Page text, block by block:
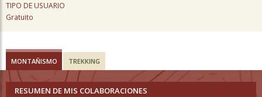
TIPO DE USUARIO
Gratuito
MONTAÑISMO TREKKING
RESUMEN DE MIS COLABORACIONES